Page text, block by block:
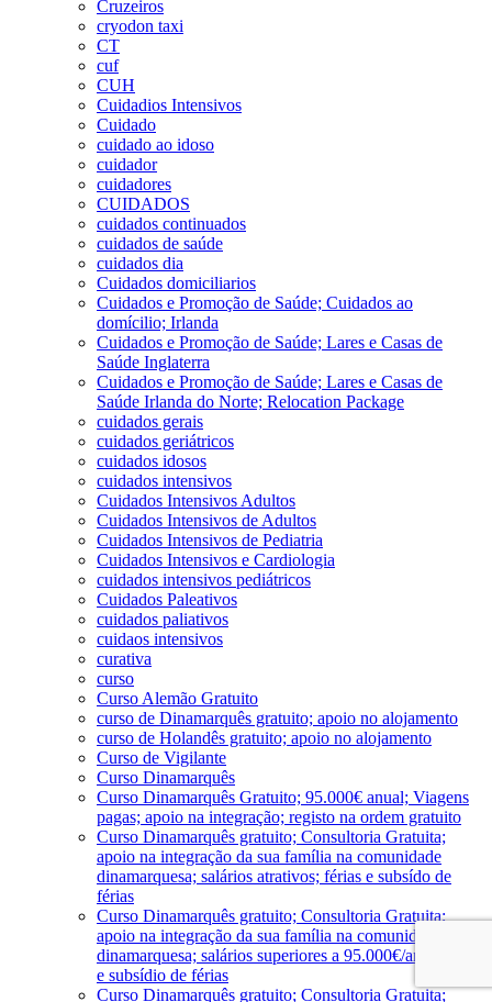
Cruzeiros
cryodon taxi
CT
cuf
CUH
Cuidadios Intensivos
Cuidado
cuidado ao idoso
cuidador
cuidadores
CUIDADOS
cuidados continuados
cuidados de saúde
cuidados dia
Cuidados domiciliarios
Cuidados e Promoção de Saúde; Cuidados ao
domícilio; Irlanda
Cuidados e Promoção de Saúde; Lares e Casas de
Saúde Inglaterra
Cuidados e Promoção de Saúde; Lares e Casas de
Saúde Irlanda do Norte; Relocation Package
cuidados gerais
cuidados geriátricos
cuidados idosos
cuidados intensivos
Cuidados Intensivos Adultos
Cuidados Intensivos de Adultos
Cuidados Intensivos de Pediatria
Cuidados Intensivos e Cardiologia
cuidados intensivos pediátricos
Cuidados Paleativos
cuidados paliativos
cuidaos intensivos
curativa
curso
Curso Alemão Gratuito
curso de Dinamarquês gratuito; apoio no alojamento
curso de Holandês gratuito; apoio no alojamento
Curso de Vigilante
Curso Dinamarquês
Curso Dinamarquês Gratuito; 95.000€ anual; Viagens
pagas; apoio na integração; registo na ordem gratuito
Curso Dinamarquês gratuito; Consultoria Gratuita;
apoio na integração da sua família na comunidade
dinamarquesa; salários atrativos; férias e subsído de
férias
Curso Dinamarquês gratuito; Consultoria Gratuita;
apoio na integração da sua família na comunidade
dinamarquesa; salários superiores a 95.000€/ano; férias
e subsídio de férias
Curso Dinamarquês gratuito; Consultoria Gratuita;